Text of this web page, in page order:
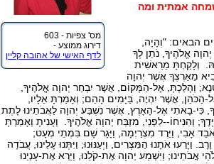
מס' צפיות - 603
דירוג ממוצע -
לדף האישי של אהובה קליין
אמתית ומה
הבאים: "וְהָיָה,
אֱלֹהֶיךָ, נֹתֵן לְךָ
וְלָקַחְתָּ מֵרֵאשִׁית
מֵאַרְצְךָ אֲשֶׁר יְהוָה
וְהָלַכְתָּ, אֶל-הַמָּקוֹם, אֲשֶׁר יִבְחַר יְהוָה אֱלֹהֶיךָ,
אֲשֶׁר יִהְיֶה, בַּיָּמִים הָהֵם; וְאָמַרְתָּ אֵלָיו,
כִּי-בָאתִי אֶל-הָאָרֶץ, אֲשֶׁר נִשְׁבַּע יְהוָה לַאֲבֹתֵינוּ לָתֶת
וְהִנִּיחוֹ--לִפְנֵי, מִזְבַּח יְהוָה אֱלֹהֶיךָ. וְעָנִיתָ וְאָמַרְתָּ
אָבִי, וַיֵּרֶד מִצְרַיְמָה, וַיָּגָר שָׁם בִּמְתֵי מְעָט;
וַיָּרֵעוּ אֹתָנוּ הַמִּצְרִים, וַיְעַנּוּנוּ; וַיִּתְּנוּ עָלֵינוּ, עֲבֹדָה
אֲבֹתֵינוּ; וַיִּשְׁמַע יְהוָה אֶת-קֹלֵנוּ, וַיַּרְא אֶת-עָנְיֵנוּ